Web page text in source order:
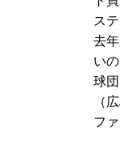
ス
去
い
球
（
フ